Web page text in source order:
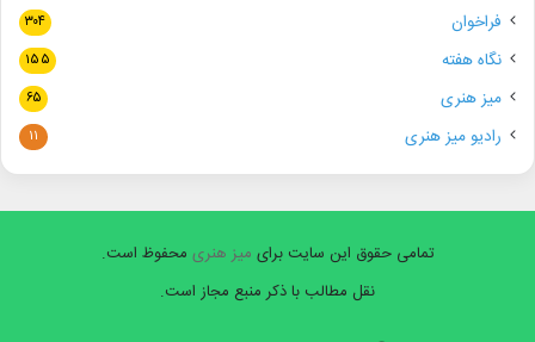
فراخوان ۳۰۴
نگاه هفته ۱۵۵
میز هنری ۶۵
رادیو میز هنری ۱۱
تمامی حقوق این سایت برای میز هنری محفوظ است.
نقل مطالب با ذکر منبع مجاز است.